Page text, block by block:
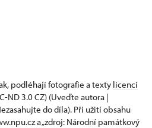
podléhají fotografie a texty licenci
ND 3.0 CZ) (Uveďte autora |
do díla). Při užití obsahu
a „zdroj: Národní památkový